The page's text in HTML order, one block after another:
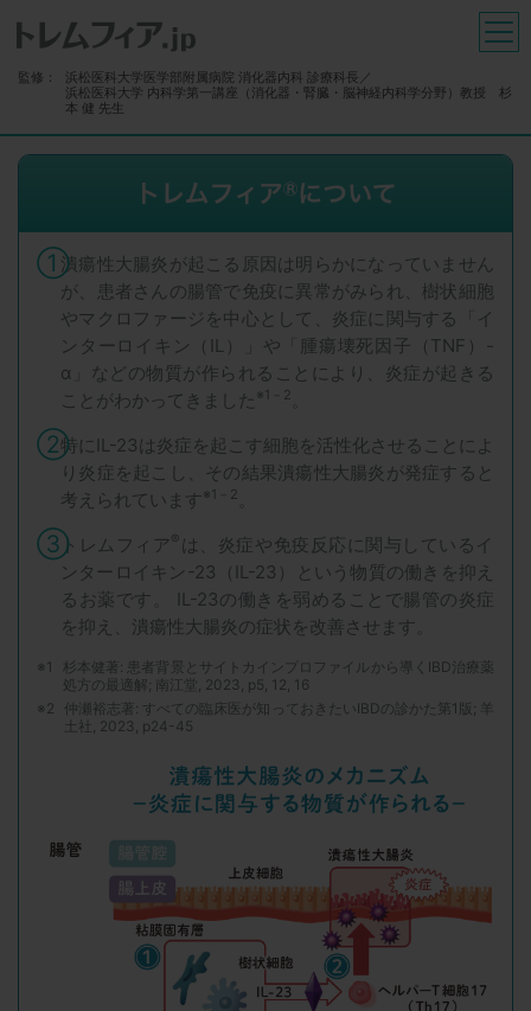
監修：
浜松医科大学医学部附属病院 消化器内科 診療科長／
浜松医科大学 内科学第一講座（消化器・腎臓・脳神経内科学分野）教授 杉
本 健 先生
①潰瘍性大腸炎が起こる原因は明らかになっていません
が、患者さんの腸管で免疫に異常がみられ、樹状細胞
やマクロファージを中心として、炎症に関与する「イ
ンターロイキン（IL）」や「腫瘍壊死因子（TNF）-
α」などの物質が作られることにより、炎症が起きる
ことがわかってきました ※1－2
②特にIL-23は炎症を起こす細胞を活性化させることによ
り炎症を起こし、その結果潰瘍性大腸炎が発症すると
考えられています ※1－2
③トレムフィア ® は、炎症や免疫反応に関与しているイ
ンターロイキン-23（IL-23）という物質の働きを抑え
るお薬です。 IL-23の働きを弱めることで腸管の炎症
を抑え、潰瘍性大腸炎の症状を改善させます。
※1
杉本健著: 患者背景とサイトカインプロファイルから導くIBD治療薬
処⽅の最適解; 南江堂, 2023, p5, 12, 16​
※2
仲瀬裕志著: すべての臨床医が知っておきたいIBDの診かた第1版; ⽺
⼟社, 2023, p24-45​